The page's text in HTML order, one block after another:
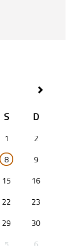
S D
1
2
8
9
15
16
22
23
29
30
5 6